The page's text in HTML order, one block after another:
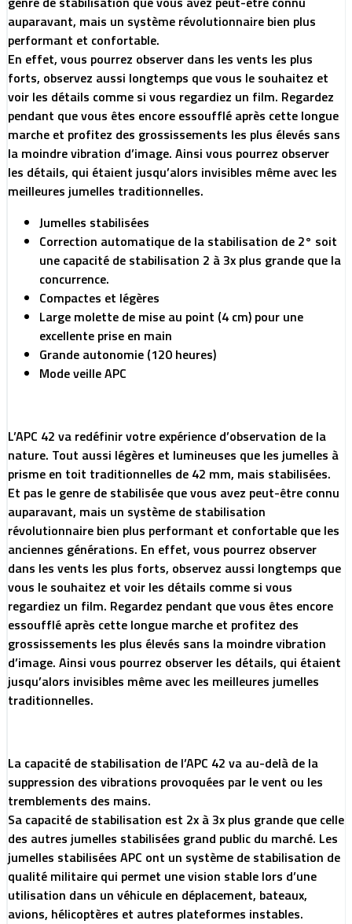
auparavant, mais un système révolutionnaire bien plus
performant et confortable.
En effet, vous pourrez observer dans les vents les plus
forts, observez aussi longtemps que vous le souhaitez et
voir les détails comme si vous regardiez un film. Regardez
pendant que vous êtes encore essoufflé après cette longue
marche et profitez des grossissements les plus élevés sans
la moindre vibration d’image. Ainsi vous pourrez observer
les détails, qui étaient jusqu’alors invisibles même avec les
meilleures jumelles traditionnelles.
Jumelles stabilisées
Correction automatique de la stabilisation de 2° soit
une capacité de stabilisation 2 à 3x plus grande que la
concurrence.
Compactes et légères
Large molette de mise au point (4 cm) pour une
excellente prise en main
Grande autonomie (120 heures)
Mode veille APC
L’APC 42 va redéfinir votre expérience d’observation de la
nature. Tout aussi légères et lumineuses que les jumelles à
prisme en toit traditionnelles de 42 mm, mais stabilisées.
Et pas le genre de stabilisée que vous avez peut-être connu
auparavant, mais un système de stabilisation
révolutionnaire bien plus performant et confortable que les
anciennes générations. En effet, vous pourrez observer
dans les vents les plus forts, observez aussi longtemps que
vous le souhaitez et voir les détails comme si vous
regardiez un film. Regardez pendant que vous êtes encore
essoufflé après cette longue marche et profitez des
grossissements les plus élevés sans la moindre vibration
d’image. Ainsi vous pourrez observer les détails, qui étaient
jusqu’alors invisibles même avec les meilleures jumelles
traditionnelles.
La capacité de stabilisation de l’APC 42 va au-delà de la
suppression des vibrations provoquées par le vent ou les
tremblements des mains.
Sa capacité de stabilisation est 2x à 3x plus grande que celle
des autres jumelles stabilisées grand public du marché. Les
jumelles stabilisées APC ont un système de stabilisation de
qualité militaire qui permet une vision stable lors d’une
utilisation dans un véhicule en déplacement, bateaux,
avions, hélicoptères et autres plateformes instables.